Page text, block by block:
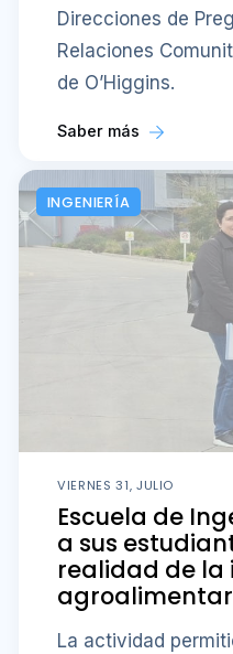
Direcciones de
Relaciones
de O’Higgins.
Saber más
INGENIERÍA
VIERNES 31, JULIO
Escuela de
a sus
realidad de la
La actividad